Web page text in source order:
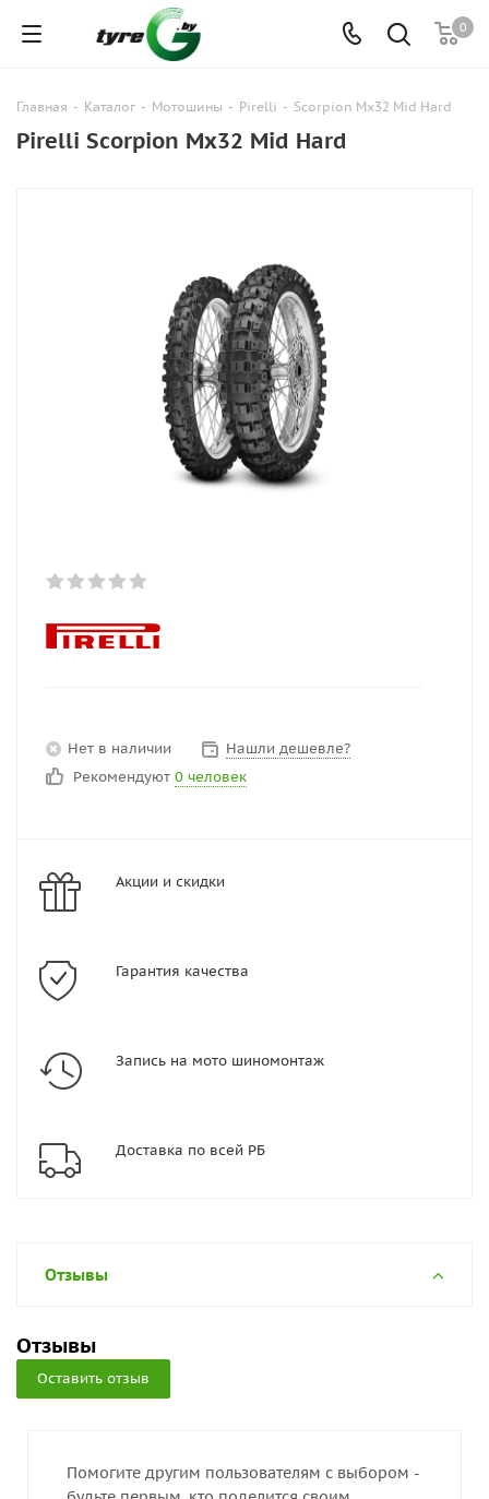
0
Главная - Каталог - Мотошины - Pirelli - Scorpion Mx32 Mid Hard
Pirelli Scorpion Mx32 Mid Hard
Нет в наличии
Нашли дешевле?
Рекомендуют 0 человек
Акции и скидки
Гарантия качества
Запись на мото шиномонтаж
Доставка по всей РБ
Отзывы
Отзывы
Оставить отзыв
Помогите другим пользователям с выбором -